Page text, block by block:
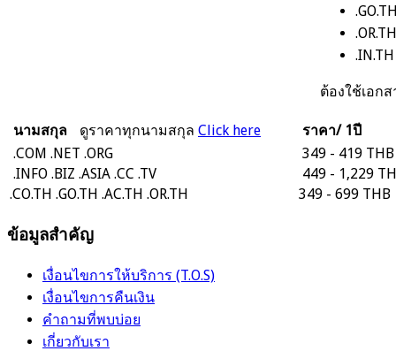
ต้องใช้เอก
นามสกุล ดูราคาทุกนามสกุล Click here
ราคา/ 1ปี
.COM .NET .ORG
349 - 419 THB
.INFO .BIZ .ASIA .CC .TV
449 - 1,229
.CO.TH .GO.TH .AC.TH .OR.TH 349 - 699 THB
ข้อมูลสำคัญ
เงื่อนไขการให้บริการ (T.O.S)
เงื่อนไขการคืนเงิน
คำถามที่พบบ่อย
เกี่ยวกับเรา